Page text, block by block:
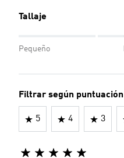
Tallaje
Pequeño
Filtrar según puntuación
5 4 3